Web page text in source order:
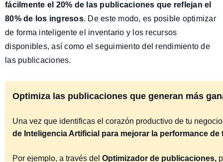
fácilmente el 20% de las publicaciones que reflejan el
80% de los ingresos. De este modo, es posible optimizar
de forma inteligente el inventario y los recursos
disponibles, así como el seguimiento del rendimiento de
las publicaciones.
Optimiza las publicaciones que generan más
Una vez que identificas el corazón productivo de tu
de Inteligencia Artificial para mejorar la performance
Por ejemplo, a través del Optimizador de publicaciones,